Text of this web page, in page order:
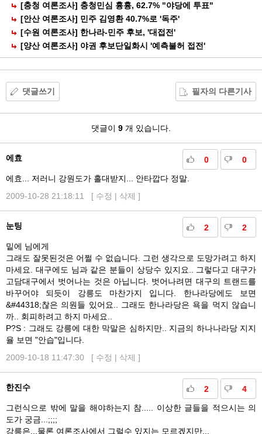
[충청 여론조사] 충청민심 흉흉, 62.7% "야당에 투표"
[안산 여론조사] 민주 김영환 40.7%로 '독주'
[수원 여론조사] 한나라-민주 후보, '대접전'
[양산 여론조사] 야권 후보단일화시 '예측불허 접전'
댓글쓰기 필자의 다른기사
글
댓글이 9 개 있습니다.
0 0
에효
에효... 저러니 강원도가 홀대받지... 안타깝다 정말.
2009-10-28 21:18:11 [ 수정 | 삭제 ]
2 2
눈팅
밑에 님에게
그래도 잘못된것은 어쩔 수 없습니다. 그런 생각으로 도망가려고 하지
마세요. 대구에도 님과 같은 분들이 상당수 있지요.. 그렇다고 대구가
고담대구에서 벗어나는 것은 아닙니다. 벗어나려면 대구의 트랜드를
바꾸어야 되듯이 강릉도 마찬가지 입니다. 한나라당에도 보면
&#44318;찮은 의원들 있어요.. 그래도 한나라당은 욕을 먹지 않습니
까.. 회피하려고 하지 마세요..
P?S : 그래도 강릉에 대한 막말은 심하지만.. 지금의 하나나라당 지지
율 보면 "안습"입니다.
2009-10-18 11:47:30 [ 수정 | 삭제 ]
2 4
한진수
그런식으로 밖에 말을 해야하는지 참..... 이상한 글들을 적으시는 의
도가 궁금...;;;;
강릉은...물론 여론조사에서 그럴수 있지는 모르겠지만...